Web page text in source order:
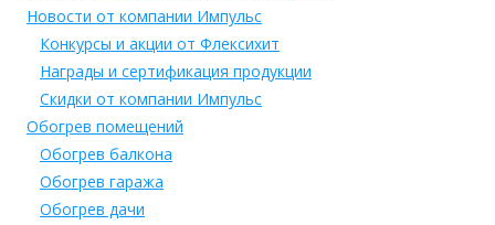
Новости от компании Импульс
Конкурсы и акции от Флексихит
Награды и сертификация продукции
Скидки от компании Импульс
Обогрев помещений
Обогрев балкона
Обогрев гаража
Обогрев дачи